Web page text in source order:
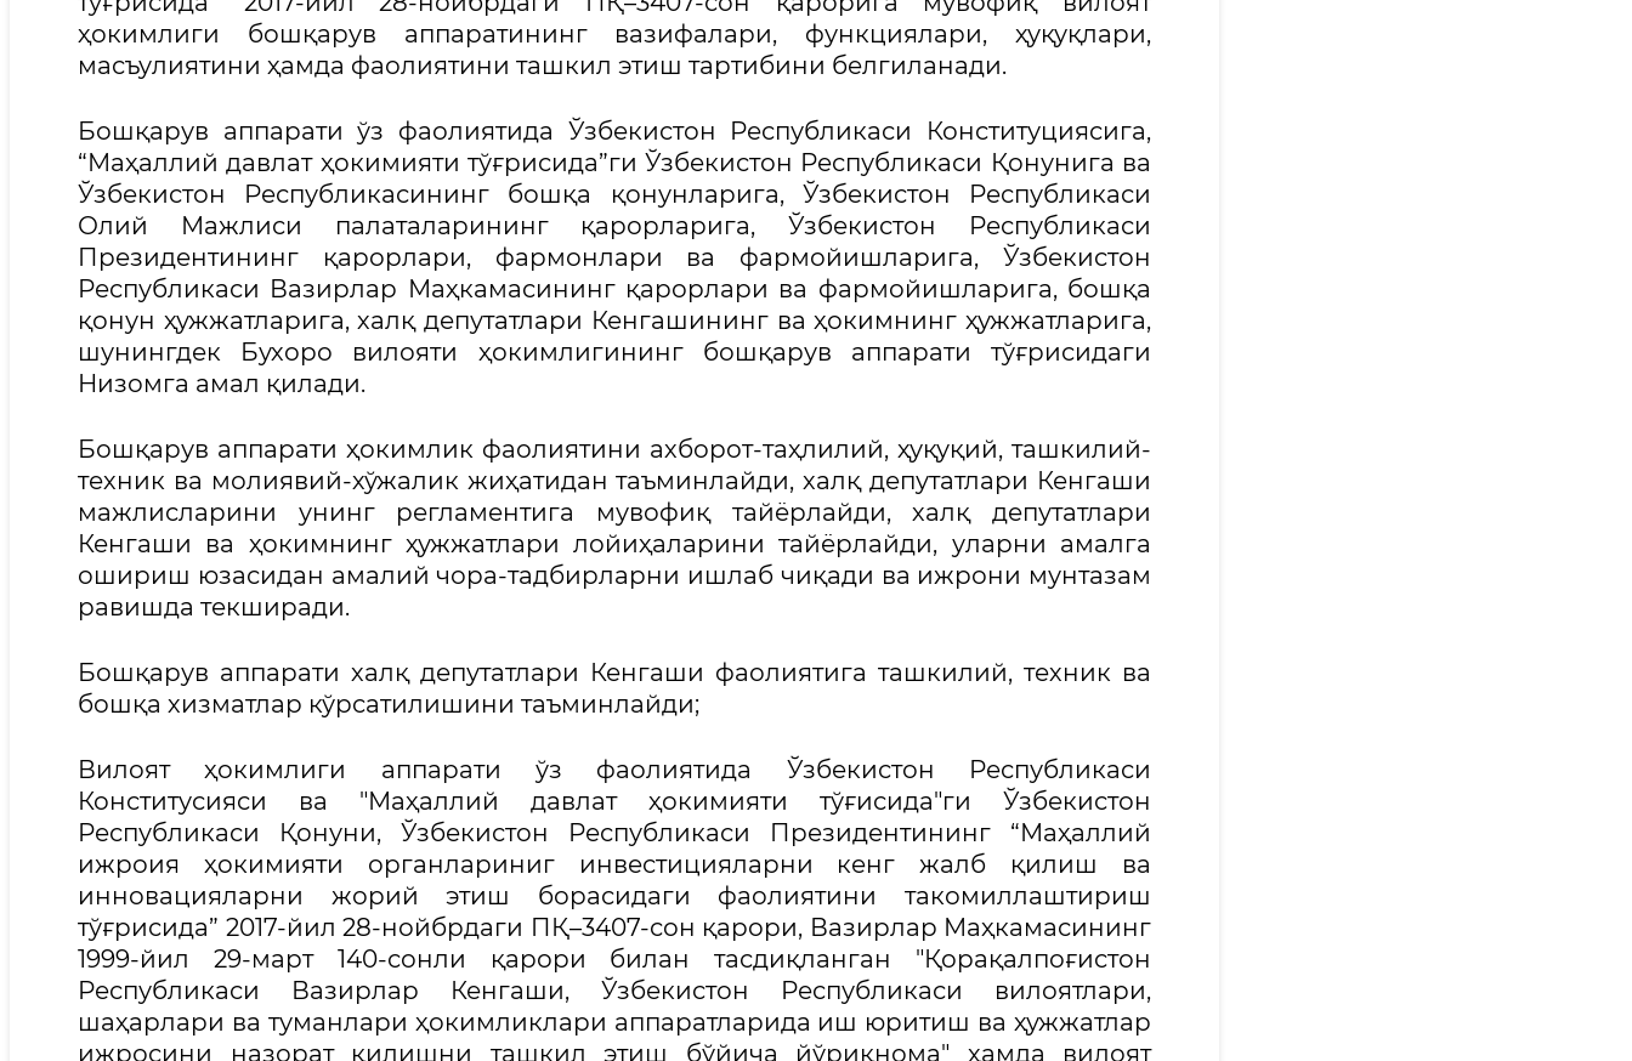
ҳокимлиги бошқарув аппаратининг вазифалари, функциялари, ҳуқуқлари,
масъулиятини ҳамда фаолиятини ташкил этиш тартибини белгиланади.
Бошқарув аппарати ўз фаолиятида Ўзбекистон Республикаси Конституциясига,
“Маҳаллий давлат ҳокимияти тўғрисида”ги Ўзбекистон Республикаси Қонунига ва
Ўзбекистон Республикасининг бошқа қонунларига, Ўзбекистон Республикаси
Олий Мажлиси палаталарининг қарорларига, Ўзбекистон Республикаси
Президентининг қарорлари, фармонлари ва фармойишларига, Ўзбекистон
Республикаси Вазирлар Маҳкамасининг қарорлари ва фармойишларига, бошқа
қонун ҳужжатларига, халқ депутатлари Кенгашининг ва ҳокимнинг ҳужжатларига,
шунингдек Бухоро вилояти ҳокимлигининг бошқарув аппарати тўғрисидаги
Низомга амал қилади.
Бошқарув аппарати ҳокимлик фаолиятини ахборот-таҳлилий, ҳуқуқий, ташкилий-
техник ва молиявий-хўжалик жиҳатидан таъминлайди, халқ депутатлари Кенгаши
мажлисларини унинг регламентига мувофиқ тайёрлайди, халқ депутатлари
Кенгаши ва ҳокимнинг ҳужжатлари лойиҳаларини тайёрлайди, уларни амалга
ошириш юзасидан амалий чора-тадбирларни ишлаб чиқади ва ижрони мунтазам
равишда текширади.
Бошқарув аппарати халқ депутатлари Кенгаши фаолиятига ташкилий, техник ва
бошқа хизматлар кўрсатилишини таъминлайди;
Вилоят ҳокимлиги аппарати ўз фаолиятида Ўзбекистон Республикаси
Конститусияси ва "Маҳаллий давлат ҳокимияти тўғисида"ги Ўзбекистон
Республикаси Қонуни, Ўзбекистон Республикаси Президентининг “Маҳаллий
ижроия ҳокимияти органлариниг инвестицияларни кенг жалб қилиш ва
инновацияларни жорий этиш борасидаги фаолиятини такомиллаштириш
тўғрисида” 2017-йил 28-нойбрдаги ПҚ–3407-сон қарори, Вазирлар Маҳкамасининг
1999-йил 29-март 140-сонли қарори билан тасдиқланган "Қорақалпоғистон
Республикаси Вазирлар Кенгаши, Ўзбекистон Республикаси вилоятлари,
шаҳарлари ва туманлари ҳокимликлари аппаратларида иш юритиш ва ҳужжатлар
ижросини назорат қилишни ташкил этиш бўйича йўриқнома" ҳамда вилоят